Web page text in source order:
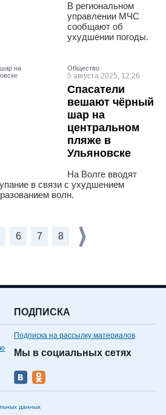
В региональном
управлении МЧС
сообщают об
ухудшении погоды.
Общество
5 августа 2025, 12:26
Спасатели
вешают чёрный
шар на
центральном
пляже в
Ульяновске
На Волге вводят
в связи с ухудшением
волн.
6 7 8
ПОДПИСКА
Подписка на рассылку материалов
Мы в социальных сетях
данных